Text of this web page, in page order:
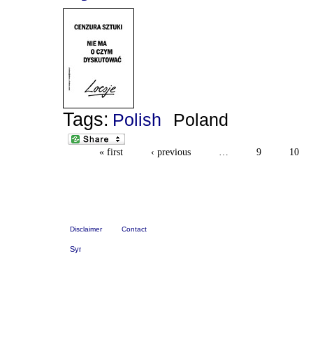
Tags: Polish Poland
« first ‹ previous … 9 10
Disclaimer Contact